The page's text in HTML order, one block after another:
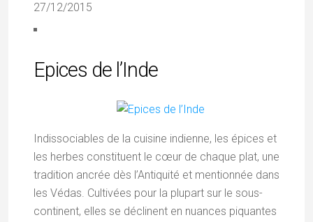
27/12/2015
Epices de l’Inde
Indissociables de la cuisine indienne, les épices et
les herbes constituent le cœur de chaque plat, une
tradition ancrée dès l’Antiquité et mentionnée dans
les Védas. Cultivées pour la plupart sur le sous-
continent, elles se déclinent en nuances piquantes